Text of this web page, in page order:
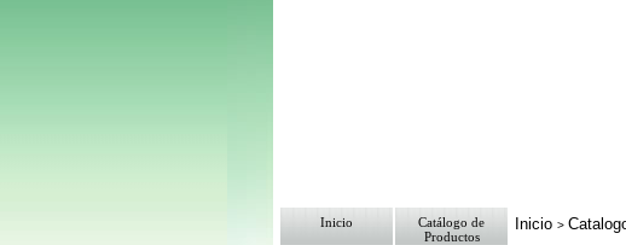
Inicio
Catálogo de
Productos
Inicio >